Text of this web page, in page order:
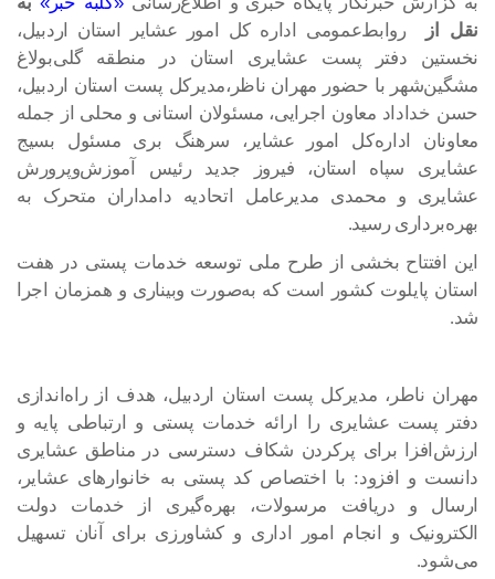
نقل از
روابط‌عمومی اداره کل امور عشایر استان اردبیل،
نخستین دفتر پست عشایری استان در منطقه گلی‌بولاغ
مشگین‌شهر با حضور مهران ناظر،مدیرکل پست استان اردبیل،
حسن خداداد معاون اجرایی، مسئولان استانی و محلی از جمله
معاونان اداره‌کل امور عشایر، سرهنگ بری مسئول بسیج
عشایری سپاه استان، فیروز جدید رئیس آموزش‌وپرورش
عشایری و محمدی مدیرعامل اتحادیه دامداران متحرک به
بهره‌برداری رسید.
این افتتاح بخشی از طرح ملی توسعه خدمات پستی در هفت
استان پایلوت کشور است که به‌صورت وبیناری و همزمان اجرا
شد.
مهران ناطر، مدیرکل پست استان اردبیل، هدف از راه‌اندازی
دفتر پست عشایری را ارائه خدمات پستی و ارتباطی پایه و
ارزش‌افزا برای پرکردن شکاف دسترسی در مناطق عشایری
دانست و افزود: با اختصاص کد پستی به خانوارهای عشایر،
ارسال و دریافت مرسولات، بهره‌گیری از خدمات دولت
الکترونیک و انجام امور اداری و کشاورزی برای آنان تسهیل
می‌شود.